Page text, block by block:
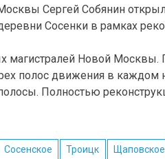
Сергей Собянин
Сосенки в рамках
магистралей Новой Москвы.
полос движения в каждом
Полностью
Сосенское Троицк Щаповское